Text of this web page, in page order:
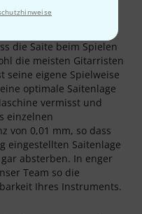
die Saite beim Spielen
die meisten Gitarristen
seine eigene Spielweise
optimale Saitenlage
vermisst und
einzelnen
von 0,01 mm, so dass
eingestellten Saitenlage
absterben. In enger
Team so die
Ihres Instruments.